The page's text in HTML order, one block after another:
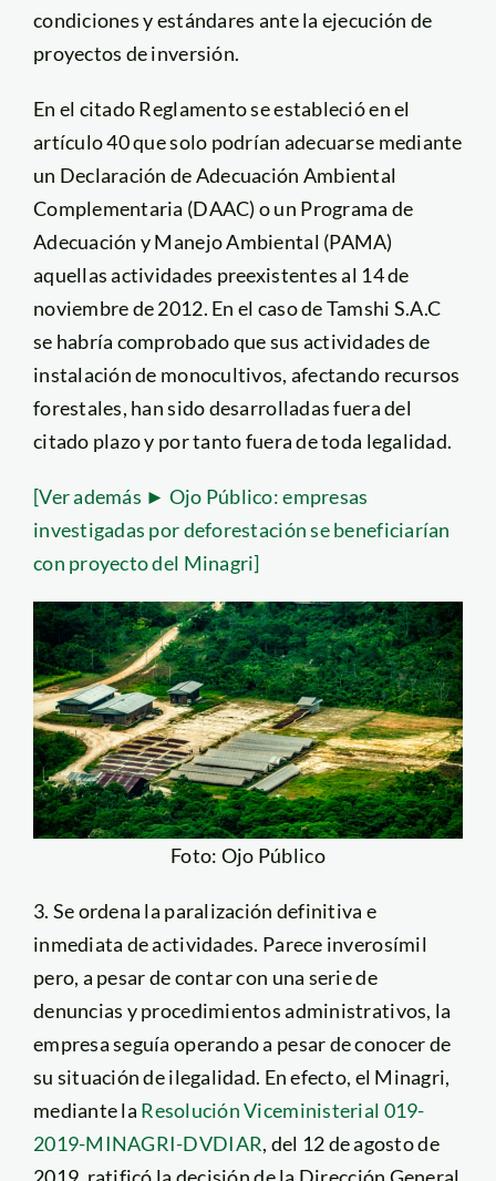
condiciones y estándares ante la ejecución de
proyectos de inversión.
En el citado Reglamento se estableció en el
artículo 40 que solo podrían adecuarse mediante
un Declaración de Adecuación Ambiental
Complementaria (DAAC) o un Programa de
Adecuación y Manejo Ambiental (PAMA)
aquellas actividades preexistentes al 14 de
noviembre de 2012. En el caso de Tamshi S.A.C
se habría comprobado que sus actividades de
instalación de monocultivos, afectando recursos
forestales, han sido desarrolladas fuera del
citado plazo y por tanto fuera de toda legalidad.
[Ver además ► Ojo Público: empresas
investigadas por deforestación se beneficiarían
con proyecto del Minagri]
Foto: Ojo Público
3. Se ordena la paralización definitiva e
inmediata de actividades. Parece inverosímil
pero, a pesar de contar con una serie de
denuncias y procedimientos administrativos, la
empresa seguía operando a pesar de conocer de
su situación de ilegalidad. En efecto, el Minagri,
mediante la Resolución Viceministerial 019-
2019-MINAGRI-DVDIAR, del 12 de agosto de